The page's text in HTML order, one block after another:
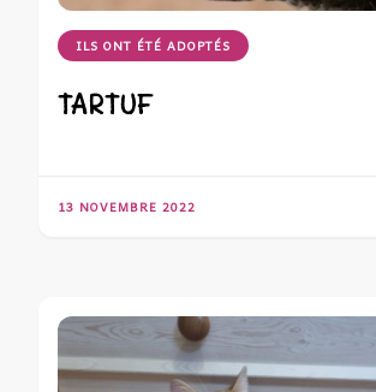
ILS ONT ÉTÉ ADOPTÉS
TARTUF
13 NOVEMBRE 2022